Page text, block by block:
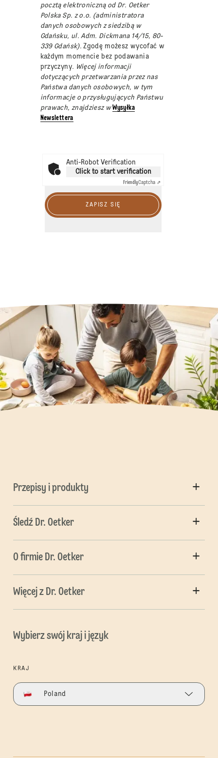
pocztą elektroniczną od Dr. Oetker
Polska Sp. z o.o. (administratora
danych osobowych z siedzibą w
Gdańsku, ul. Adm. Dickmana 14/15, 80-
339 Gdańsk).Zgodę możesz wycofać w
każdym momencie bez podawania
przyczyny. Więcej informacji
dotyczących przetwarzania przez nas
Państwa danych osobowych, w tym
informacje o przysługujących Państwu
prawach, znajdziesz wWysyłka
Newslettera
Anti-Robot Verification
Click to start verification
FriendlyCaptcha ⇗
ZAPISZ SIĘ
Przepisy i produkty
Śledź Dr. Oetker
O firmie Dr. Oetker
Więcej z Dr. Oetker
Wybierz swój kraj i język
KRAJ
Poland